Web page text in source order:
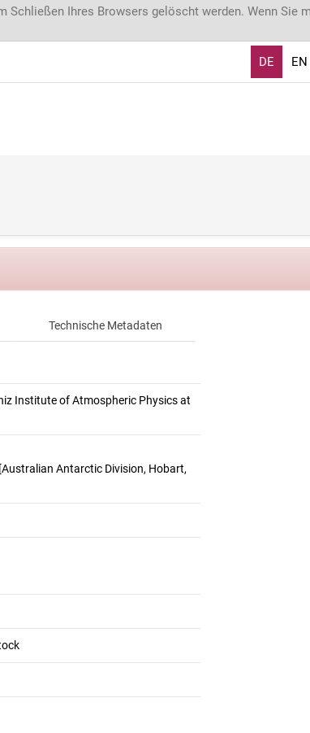
Ihres Browsers gelöscht werden. Wenn Sie
DE EN
Technische Metadaten
Institute of Atmospheric Physics at
[Australian Antarctic Division, Hobart,